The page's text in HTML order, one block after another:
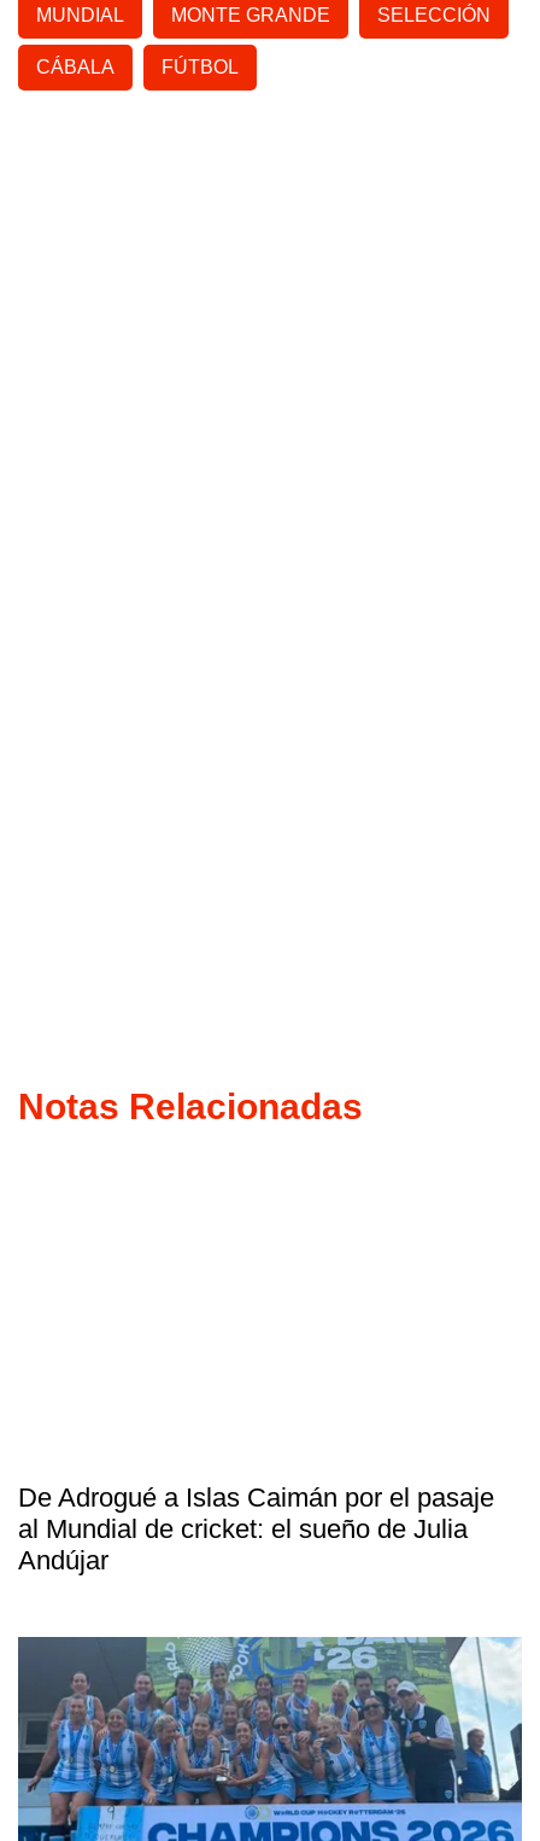
MUNDIAL MONTE GRANDE SELECCIÓN
CÁBALA FÚTBOL
Notas Relacionadas
De Adrogué a Islas Caimán por el pasaje
al Mundial de cricket: el sueño de Julia
Andújar